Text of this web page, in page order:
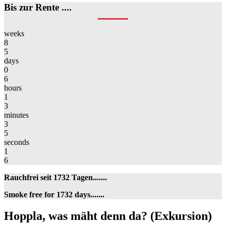
Bis zur Rente ....
weeks
8
5
days
0
6
hours
1
3
minutes
3
5
seconds
1
6
Rauchfrei seit 1732 Tagen.......
Smoke free for 1732 days.......
Hoppla,
was
Hoppla, was mäht denn da? (Exkursion)